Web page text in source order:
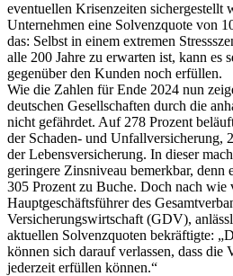
eventuellen Krisenzeiten sichergestellt
Unternehmen eine Solvenzquote von
das: Selbst in einem extremen
alle 200 Jahre zu erwarten ist, kann es
gegenüber den Kunden noch erfüllen.
Wie die Zahlen für Ende 2024 nun
deutschen Gesellschaften durch die
nicht gefährdet. Auf 278 Prozent
der Schaden- und Unfallversicherung,
der Lebensversicherung. In dieser
geringere Zinsniveau bemerkbar, denn
305 Prozent zu Buche. Doch nach wie
Hauptgeschäftsführer des
Versicherungswirtschaft (GDV),
aktuellen Solvenzquoten bekräftigte:
können sich darauf verlassen, dass die
jederzeit erfüllen können.“